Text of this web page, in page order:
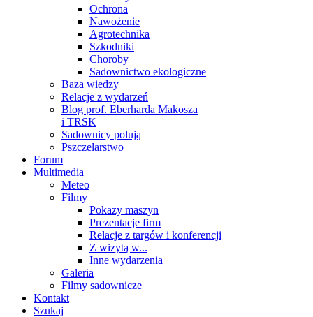
Ochrona
Nawożenie
Agrotechnika
Szkodniki
Choroby
Sadownictwo ekologiczne
Baza wiedzy
Relacje z wydarzeń
Blog prof. Eberharda Makosza
i TRSK
Sadownicy polują
Pszczelarstwo
Forum
Multimedia
Meteo
Filmy
Pokazy maszyn
Prezentacje firm
Relacje z targów i konferencji
Z wizytą w...
Inne wydarzenia
Galeria
Filmy sadownicze
Kontakt
Szukaj